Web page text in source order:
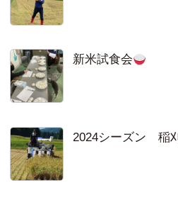
新米試食会
2024シーズン 稲